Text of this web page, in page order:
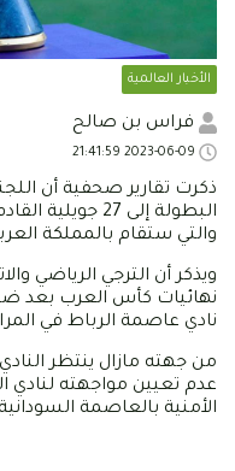
الأخبار العالمية
فراس بن صالح
ذكرت تقارير صحفية أن
والتي ستقام بالمملكة
ويذكر أن الترجي الرياضي
نهائيات كأس العرب بعد
نادي عاصمة الرباط في
من جهته مازال ينتظر
عدم تعيين مواجهته لنادي
الأمنية بالعاصمة